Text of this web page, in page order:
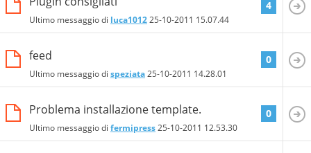
Ultimo messaggio di luca101225-10-2011 15.07.44
4
feed
Ultimo messaggio di speziata25-10-2011 14.28.01
0
Problema installazione template.
Ultimo messaggio di fermipress25-10-2011 12.53.30
0